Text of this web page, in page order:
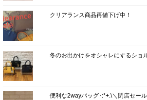
クリアランス商品再値下げ中！
冬のお出かけをオシャレにするショ
便利な2wayバッグ･:*+.\＼閉店セー